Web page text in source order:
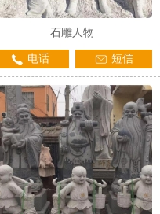
石雕人物
电话 短信